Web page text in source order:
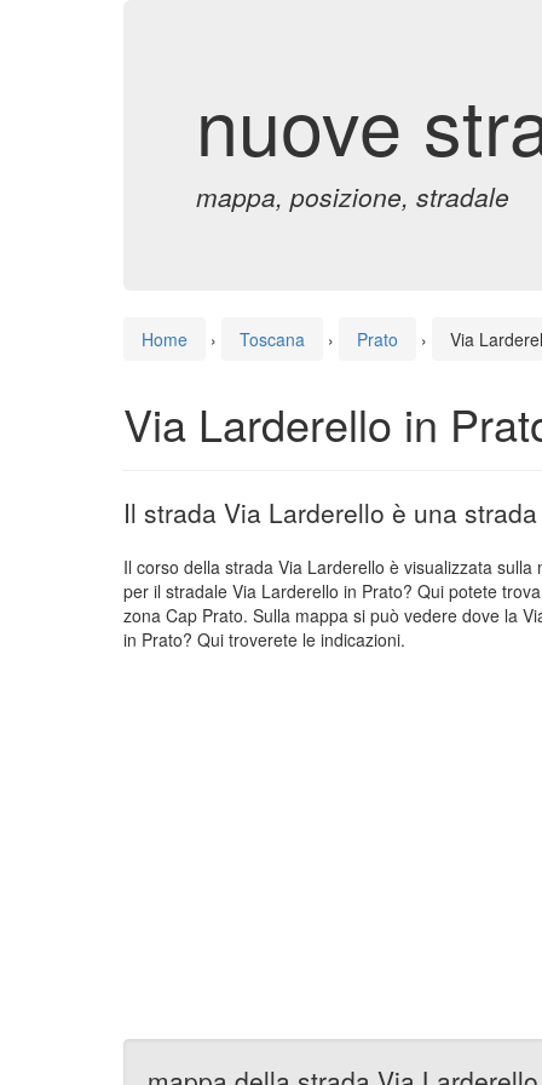
nuove
mappa, posizione, stradale
Home › Toscana › Prato › Via
Via Larderello in
Il strada Via Larderello è una
Il corso della strada Via Larderello è visualizzata
per il stradale Via Larderello in Prato? Qui potete
zona Cap Prato. Sulla mappa si può vedere dove la
in Prato? Qui troverete le indicazioni.